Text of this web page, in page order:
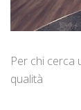
Per chi cerca
qualità